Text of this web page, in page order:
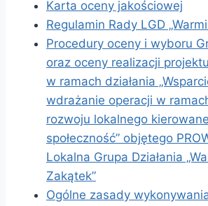
Karta oceny jakościowej
Regulamin Rady LGD
Procedury oceny i wyboru
oraz oceny realizacji
w ramach działania
wdrażanie operacji w
rozwoju lokalnego
społeczność” objętego
Lokalna Grupa Działania
Zakątek”
Ogólne zasady